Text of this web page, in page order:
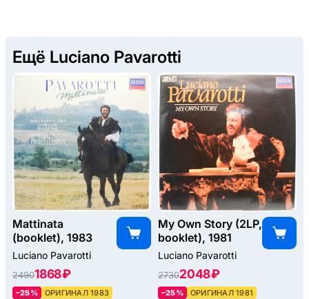
Ещё Luciano Pavarotti
Mattinata
(booklet), 1983
Luciano Pavarotti
24901868 ₽
–25% ОРИГИНАЛ 1983
My Own Story (2LP,
booklet), 1981
Luciano Pavarotti
27302048 ₽
–25%
ОРИГИНАЛ 1981